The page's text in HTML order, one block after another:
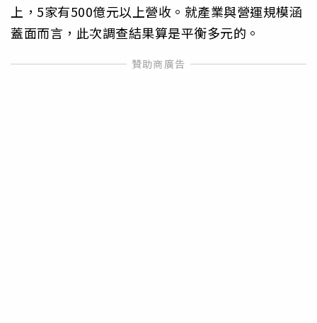
上，5家有500億元以上營收。就產業與營運規模涵
蓋面而言，此次調查結果算是平衡多元的。